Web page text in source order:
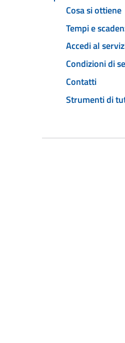
Cosa si ottiene
Tempi e
Accedi al
Condizioni di
Contatti
Strumenti di